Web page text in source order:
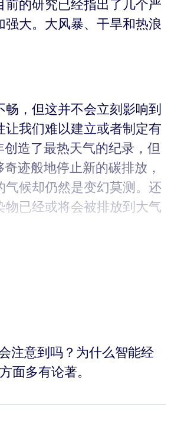
的研究已经指出了几个严
大。大风暴、干旱和热浪
，但这并不会立刻影响到
我们难以建立或者制定有
造了最热天气的纪录，但
迹般地停止新的碳排放，
候却仍然是变幻莫测。还
已经或将会被排放到大气
注意到吗？为什么智能经
面多有论著。